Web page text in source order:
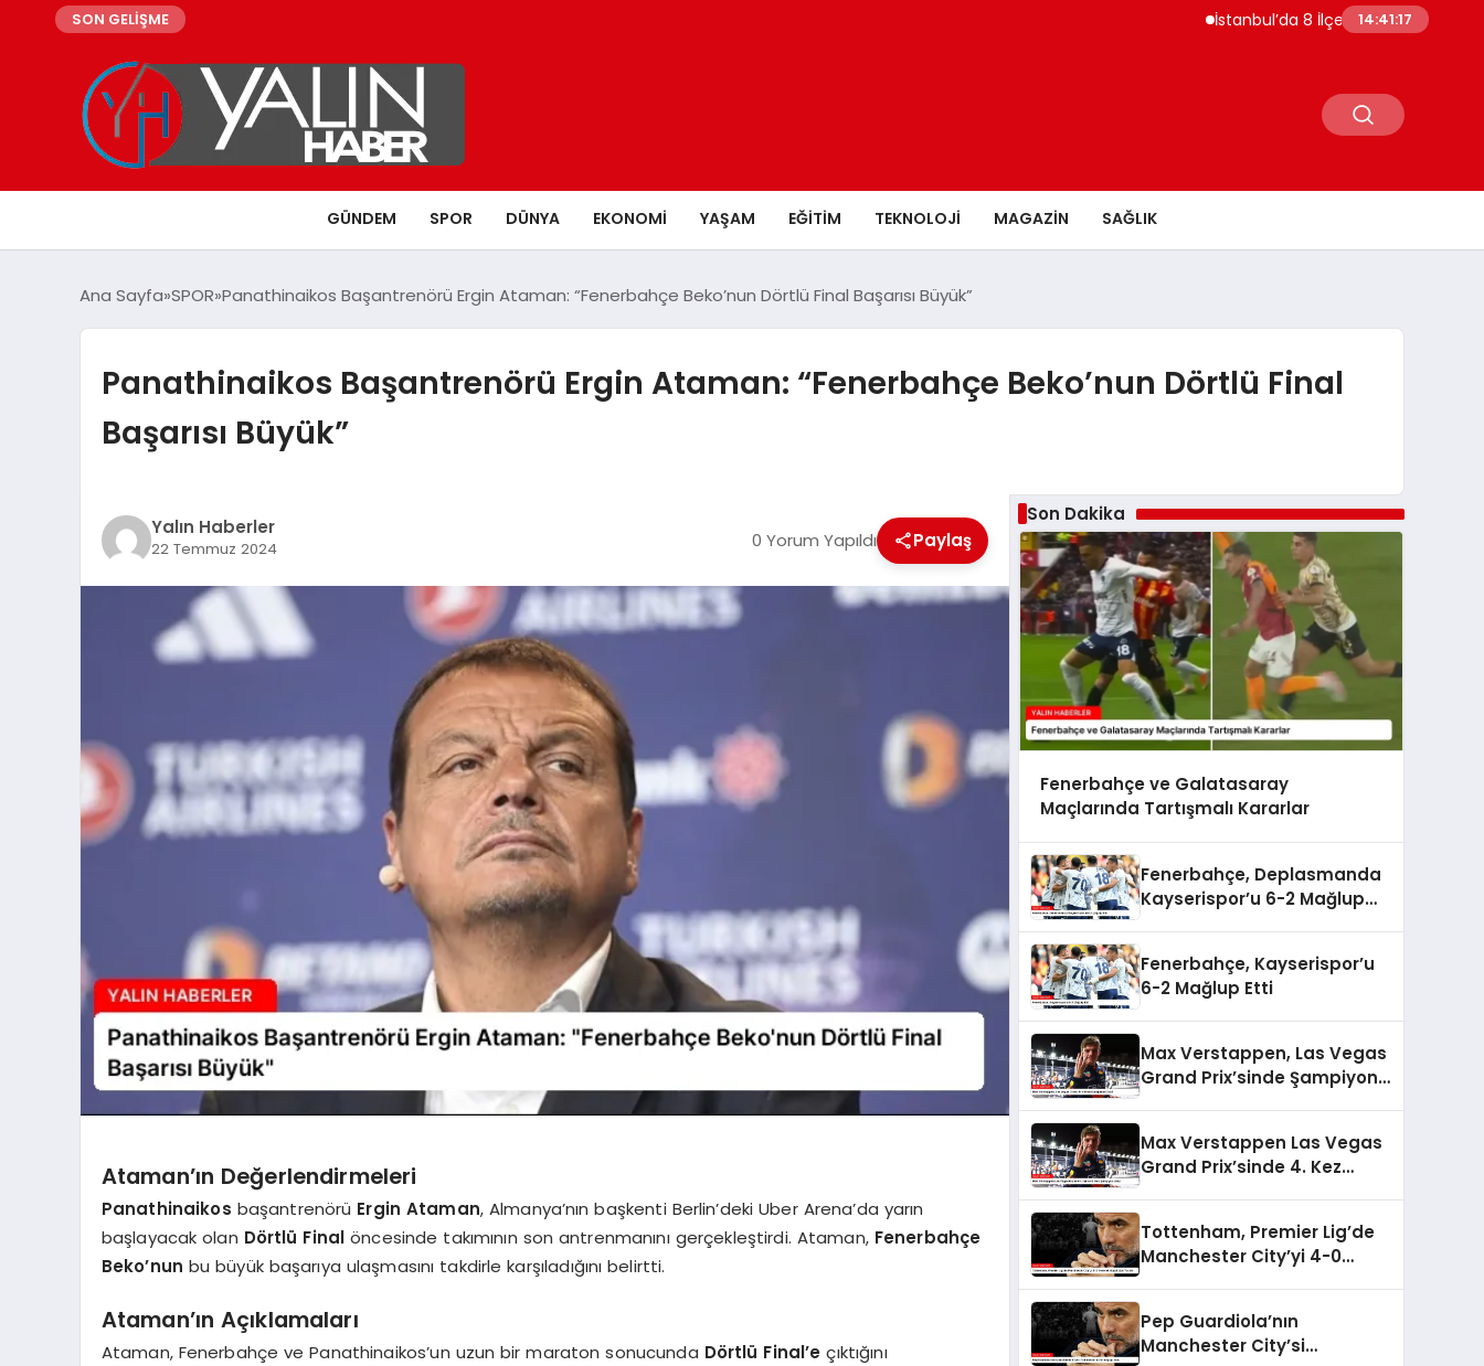
SON GELİŞME İstanbul’da 8 İlçede 20 Saate Yakın Su
14:41:18
GÜNDEM SPOR DÜNYA EKONOMİ YAŞAM EĞİTİM TEKNOLOJİ MAGAZİN SAĞLIK
Ana Sayfa SPOR Panathinaikos Başantrenörü Ergin Ataman: “Fenerbahçe Beko’nun Dörtlü Final Başarısı Büyük”
Panathinaikos Başantrenörü Ergin Ataman: “Fenerbahçe Beko’nun Dörtlü Final
Başarısı Büyük”
Yalın Haberler
22 Temmuz 2024 0 Yorum Yapıldı Paylaş
Ataman’ın Değerlendirmeleri
Panathinaikos başantrenörü Ergin Ataman, Almanya’nın başkenti Berlin’deki Uber Arena’da yarın
başlayacak olan Dörtlü Final öncesinde takımının son antrenmanını gerçekleştirdi. Ataman, Fenerbahçe
Beko’nun bu büyük başarıya ulaşmasını takdirle karşıladığını belirtti.
Ataman’ın Açıklamaları
Ataman, Fenerbahçe ve Panathinaikos’un uzun bir maraton sonucunda Dörtlü Final’e çıktığını
Son Dakika
Fenerbahçe ve Galatasaray
Maçlarında Tartışmalı Kararlar
Fenerbahçe, Deplasmanda
Kayserispor’u 6-2 Mağlup
Fenerbahçe, Kayserispor’u
6-2 Mağlup Etti
Max Verstappen, Las Vegas
Grand Prix’sinde Şampiyon
Max Verstappen Las Vegas
Grand Prix’sinde 4. Kez
Tottenham, Premier Lig’de
Manchester City’yi 4-0
Pep Guardiola’nın
Manchester City’si